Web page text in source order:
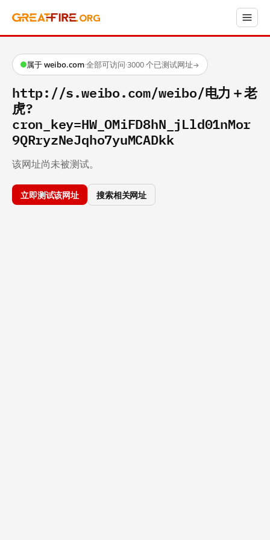
属于 weibo.com·全部可访问·3000 个已测试网址→
http://s.weibo.com/weibo/电力＋老
虎?
cron_key=HW_OMiFD8hN_jLld01nMor
9QRryzNeJqho7yuMCADkk
该网址尚未被测试。
立即测试该网址 搜索相关网址